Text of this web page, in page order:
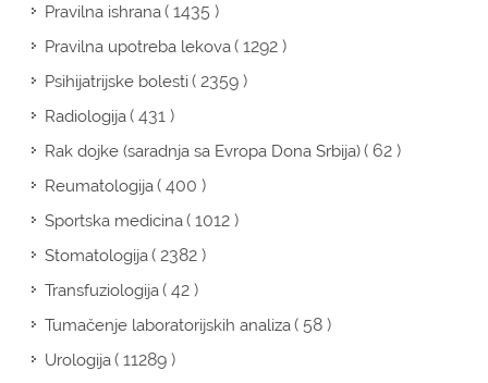
Pravilna ishrana( 1435 )
Pravilna upotreba lekova( 1292 )
Psihijatrijske bolesti( 2359 )
Radiologija( 431 )
Rak dojke (saradnja sa Evropa Dona Srbija)( 62 )
Reumatologija( 400 )
Sportska medicina( 1012 )
Stomatologija( 2382 )
Transfuziologija( 42 )
Tumačenje laboratorijskih analiza( 58 )
Urologija( 11289 )